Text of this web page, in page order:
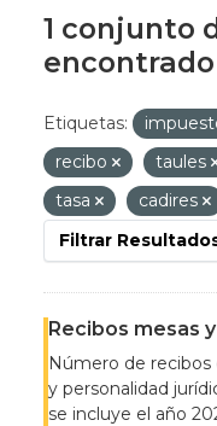
1 conjunto
encontrado
Etiquetas:
recibo
taules
tasa
cadires
Filtrar
Recibos mesas
Número de recibos
y personalidad
se incluye el año